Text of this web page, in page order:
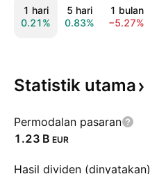
1 hari
0.21%
5 hari
0.83%
1 bulan
−5.27%
Statistik utama
Permodalan pasaran
‪1.23 B‬ EUR
Hasil dividen (dinyatakan)